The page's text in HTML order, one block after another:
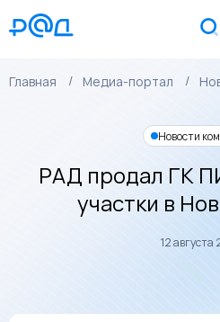
Главная Медиа-портал
Новости
РАД продал ГК
участки в
12 августа